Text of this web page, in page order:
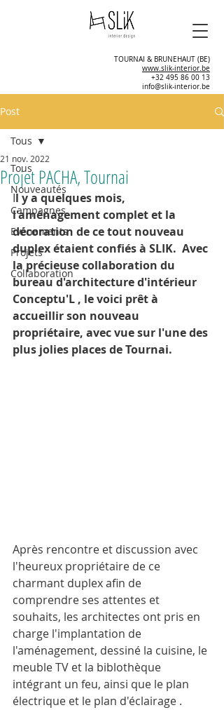
TOURNAI & BRUNEHAUT (BE)
www.slik-interior.be
+32 495 86 00 13
info@slik-interior.be
Post
Tous
Nouveautés
Campagnes
Evènements
Projets
Collaboration
Tous
Projet PACHA, Tournai
21 nov. 2022
Il y a quelques mois,
l'aménagement complet et la
décoration de ce tout nouveau
duplex étaient confiés à SLIK.  Avec
la précieuse collaboration du
bureau d'architecture d'intérieur
Conceptu'L , le voici prêt à
accueillir son nouveau
propriétaire, avec vue sur l'une des
plus jolies places de Tournai.
Après rencontre et discussion avec
l'heureux propriétaire de ce
charmant duplex afin de
comprendre ses attentes et
souhaits, les architectes ont pris en
charge l'implantation de
l'aménagement, dessiné la cuisine, le
meuble TV et la biblothèque
intégrant un feu, ainsi que le plan
électrique et le plan d'éclairage .